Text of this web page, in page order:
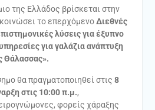
της Ελλάδος βρίσκεται στην
το επερχόμενοΔιεθνές
λύσεις για έξυπνο
για γαλάζια ανάπτυξη
Θάλασσας».
θα πραγματοποιηθεί στις 8
στις 10:00 π.μ.,
φορείς χάραξης